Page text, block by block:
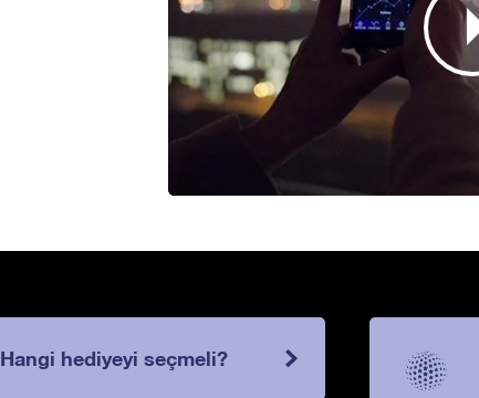
Hangi hediyeyi seçmeli?